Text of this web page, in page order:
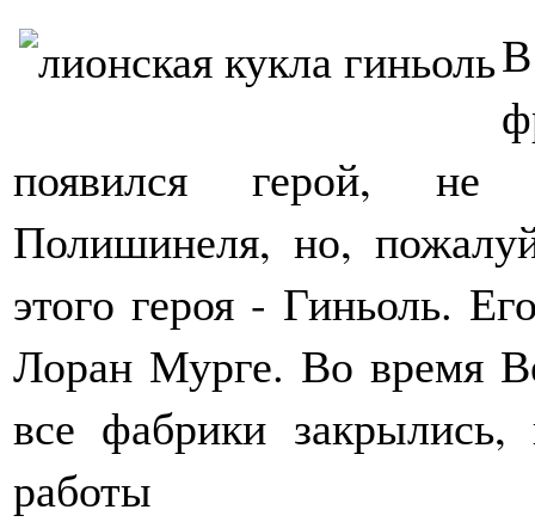
появился герой, не
Полишинеля, но,
этого героя - Гиньоль.
Лоран Мурге. Во время
все фабрики
работы